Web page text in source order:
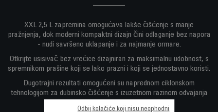
XXL 2,5 L zapremina omogućava lakše čišćenje s manje
pražnjenja, dok moderni kompaktni dizajn čini odlaganje bez napora
- nudi savršeno uklapanje i za najmanje ormare.
Otkrijte usisivač bez vrećice dizajniran za maksimalnu udobnost, s
spremnikom prašine koji se lako prazni i koji se jednostavno koristi.
Dugotrajni rezultati omogućeni su naprednom ciklonskom
tehnologijom za dubinsko čišćenje s izuzetnom razinom odvajanja
Odbij kolačiće koji nisu neophodni